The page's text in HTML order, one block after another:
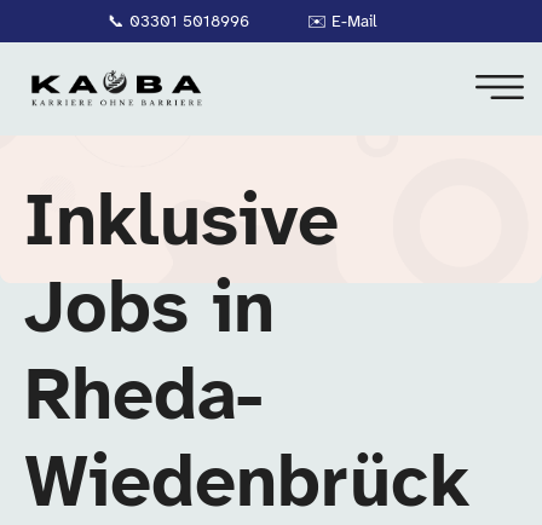
📞 03301 5018996 ✉️ E-Mail
Inklusive
Jobs in
Rheda-
Wiedenbrück